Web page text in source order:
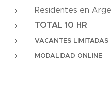
Residentes en
TOTAL 10 HR
VACANTES LIMITADAS
MODALIDAD ONLINE